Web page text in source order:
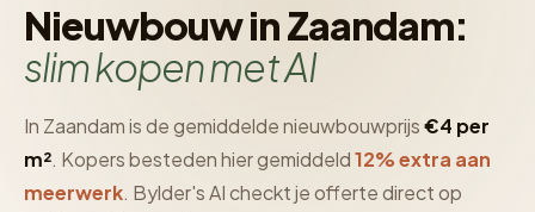
Nieuwbouw in Zaandam:
slim kopen met AI
In Zaandam is de gemiddelde nieuwbouwprijs€4 per
m². Kopers besteden hier gemiddeld12% extra aan
meerwerk. Bylder's AI checkt je offerte direct op